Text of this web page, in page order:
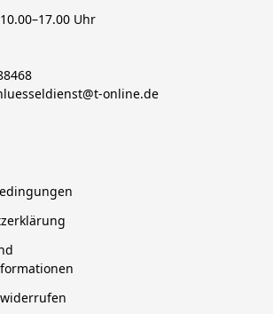
Uhr
online.de